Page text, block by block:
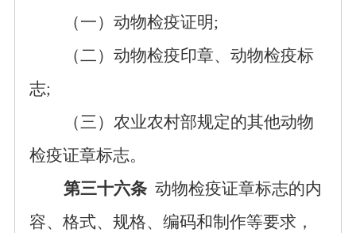
（一）动物检疫证明;
（二）动物检疫印章、动物检疫标
志;
（三）农业农村部规定的其他动物
检疫证章标志。
第三十六条 动物检疫证章标志的内
容、格式、规格、编码和制作等要求，